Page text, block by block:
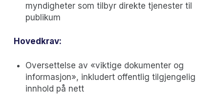
myndigheter som tilbyr direkte tjenester til
publikum
Hovedkrav:
Oversettelse av «viktige dokumenter og
informasjon», inkludert offentlig tilgjengelig
innhold på nett